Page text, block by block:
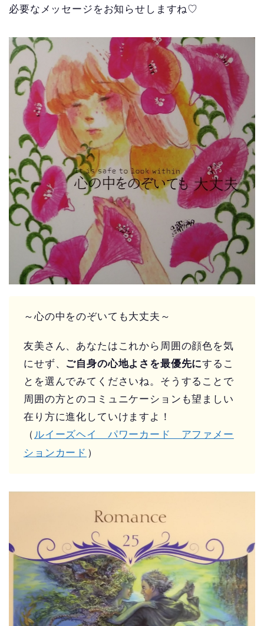
必要なメッセージをお知らせしますね♡
～心の中をのぞいても大丈夫～
友美さん、あなたはこれから周囲の顔色を気
にせず、 ご自身の心地よさを最優先にするこ
とを選んでみてくださいね。そうすることで
周囲の方とのコミュニケーションも望ましい
在り方に進化していけますよ！
（ ルイーズヘイ パワーカード アファメー
ションカード ）